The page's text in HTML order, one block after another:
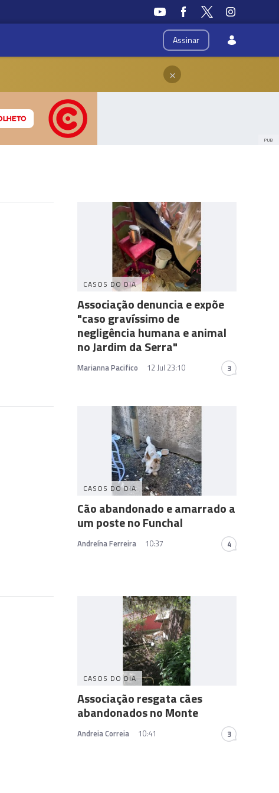
Assinar
×
PUB
CASOS DO DIA
Associação denuncia e expõe
"caso gravíssimo de
negligência humana e animal
no Jardim da Serra"
Marianna Pacifico 12 Jul 23:10 3
CASOS DO DIA
Cão abandonado e amarrado a
um poste no Funchal
Andreína Ferreira 10:37 4
CASOS DO DIA
Associação resgata cães
abandonados no Monte
Andreia Correia 10:41 3